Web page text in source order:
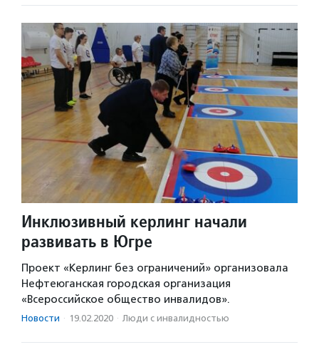
Инклюзивный керлинг начали
развивать в Югре
Проект «Керлинг без ограничений» организовала
Нефтеюганская городская организация
«Всероссийское общество инвалидов».
Новости · 19.02.2020 · Люди с инвалидностью